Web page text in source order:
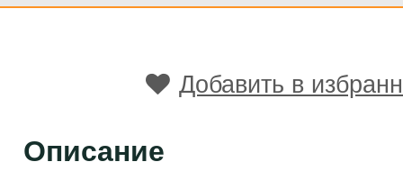
Добавить в
Описание